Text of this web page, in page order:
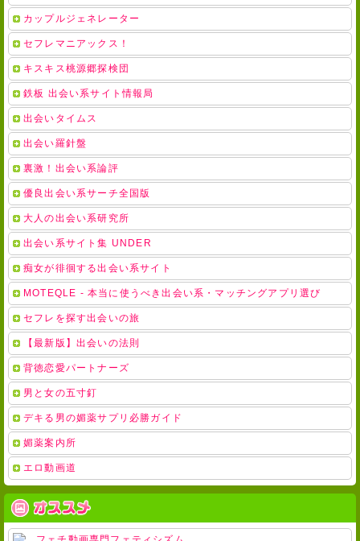
カップルジェネレーター
セフレマニアックス！
キスキス桃源郷探検団
鉄板 出会い系サイト情報局
出会いタイムス
出会い羅針盤
裏激！出会い系論評
優良出会い系サーチ全国版
大人の出会い系研究所
出会い系サイト集 UNDER
痴女が徘徊する出会い系サイト
MOTEQLE - 本当に使うべき出会い系・マッチングアプリ選び
セフレを探す出会いの旅
【最新版】出会いの法則
背徳恋愛パートナーズ
男と女の五寸釘
デキる男の媚薬サプリ必勝ガイド
媚薬案内所
エロ動画道